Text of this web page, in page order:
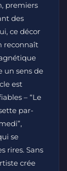
premiers
des
ce décor
reconnaît
un sens de
est
– “Le
par-
se
rires. Sans
crée